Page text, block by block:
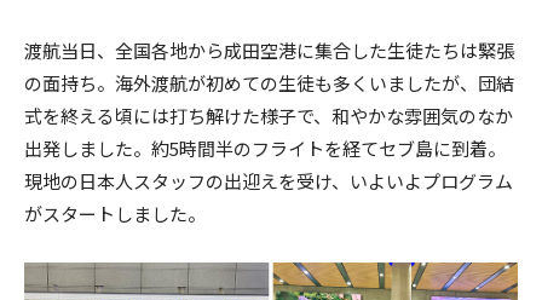
渡航当日、全国各地から成田空港に集合した生徒たちは緊張
の面持ち。海外渡航が初めての生徒も多くいましたが、団結
式を終える頃には打ち解けた様子で、和やかな雰囲気のなか
出発しました。約5時間半のフライトを経てセブ島に到着。
現地の日本人スタッフの出迎えを受け、いよいよプログラム
がスタートしました。